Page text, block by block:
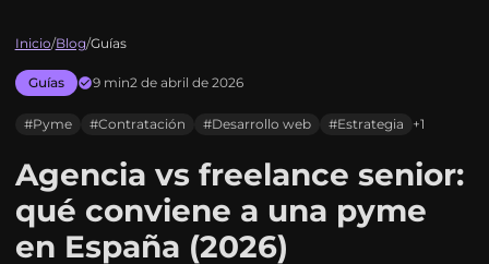
Inicio/Blog/Guías
Guías 9 min2 de abril de 2026
#Pyme #Contratación #Desarrollo web #Estrategia +1
Agencia vs freelance senior:
qué conviene a una pyme
en España (2026)